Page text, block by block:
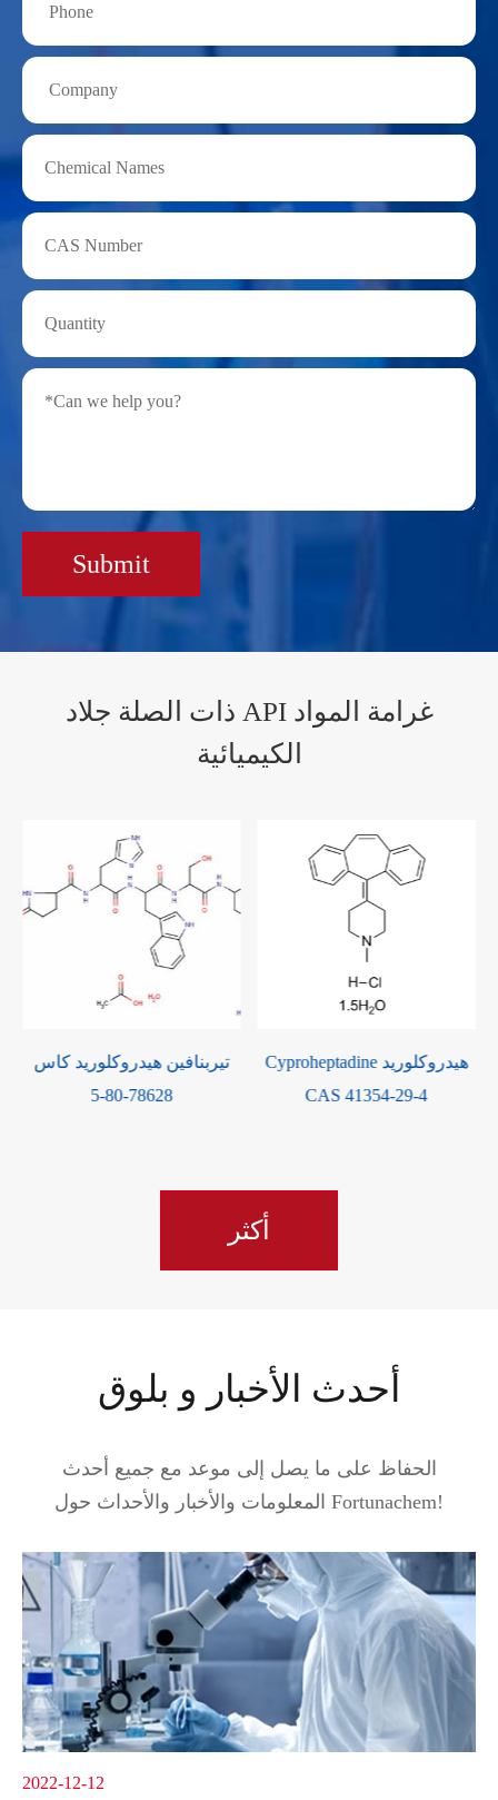
Submit
ذات الصلة جلاد API غرامة المواد
الكيميائية
تيربنافين هيدروكلوريد كاس
78628-80-5
Cyproheptadine هيدروكلوريد
CAS 41354-29-4
أكثر
أحدث الأخبار و بلوق
الحفاظ على ما يصل إلى موعد مع جميع أحدث
المعلومات والأخبار والأحداث حول Fortunachem!
2022-12-12